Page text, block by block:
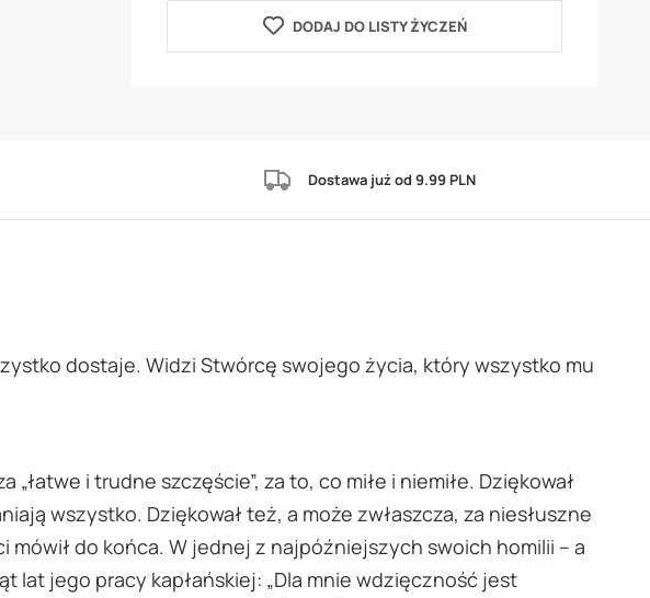
DODAJ DO LISTY ŻYCZEŃ
Dostawa już od 9.99 PLN
dostaje. Widzi Stwórcę swojego życia, który wszystko mu
i trudne szczęście”, za to, co miłe i niemiłe. Dziękował
wszystko. Dziękował też, a może zwłaszcza, za niesłuszne
do końca. W jednej z najpóźniejszych swoich homilii – a
lat jego pracy kapłańskiej: „Dla mnie wdzięczność jest